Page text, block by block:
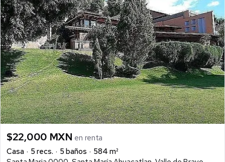
$22,000 MXN en renta
Casa
5 recs. 5 baños
584 m²